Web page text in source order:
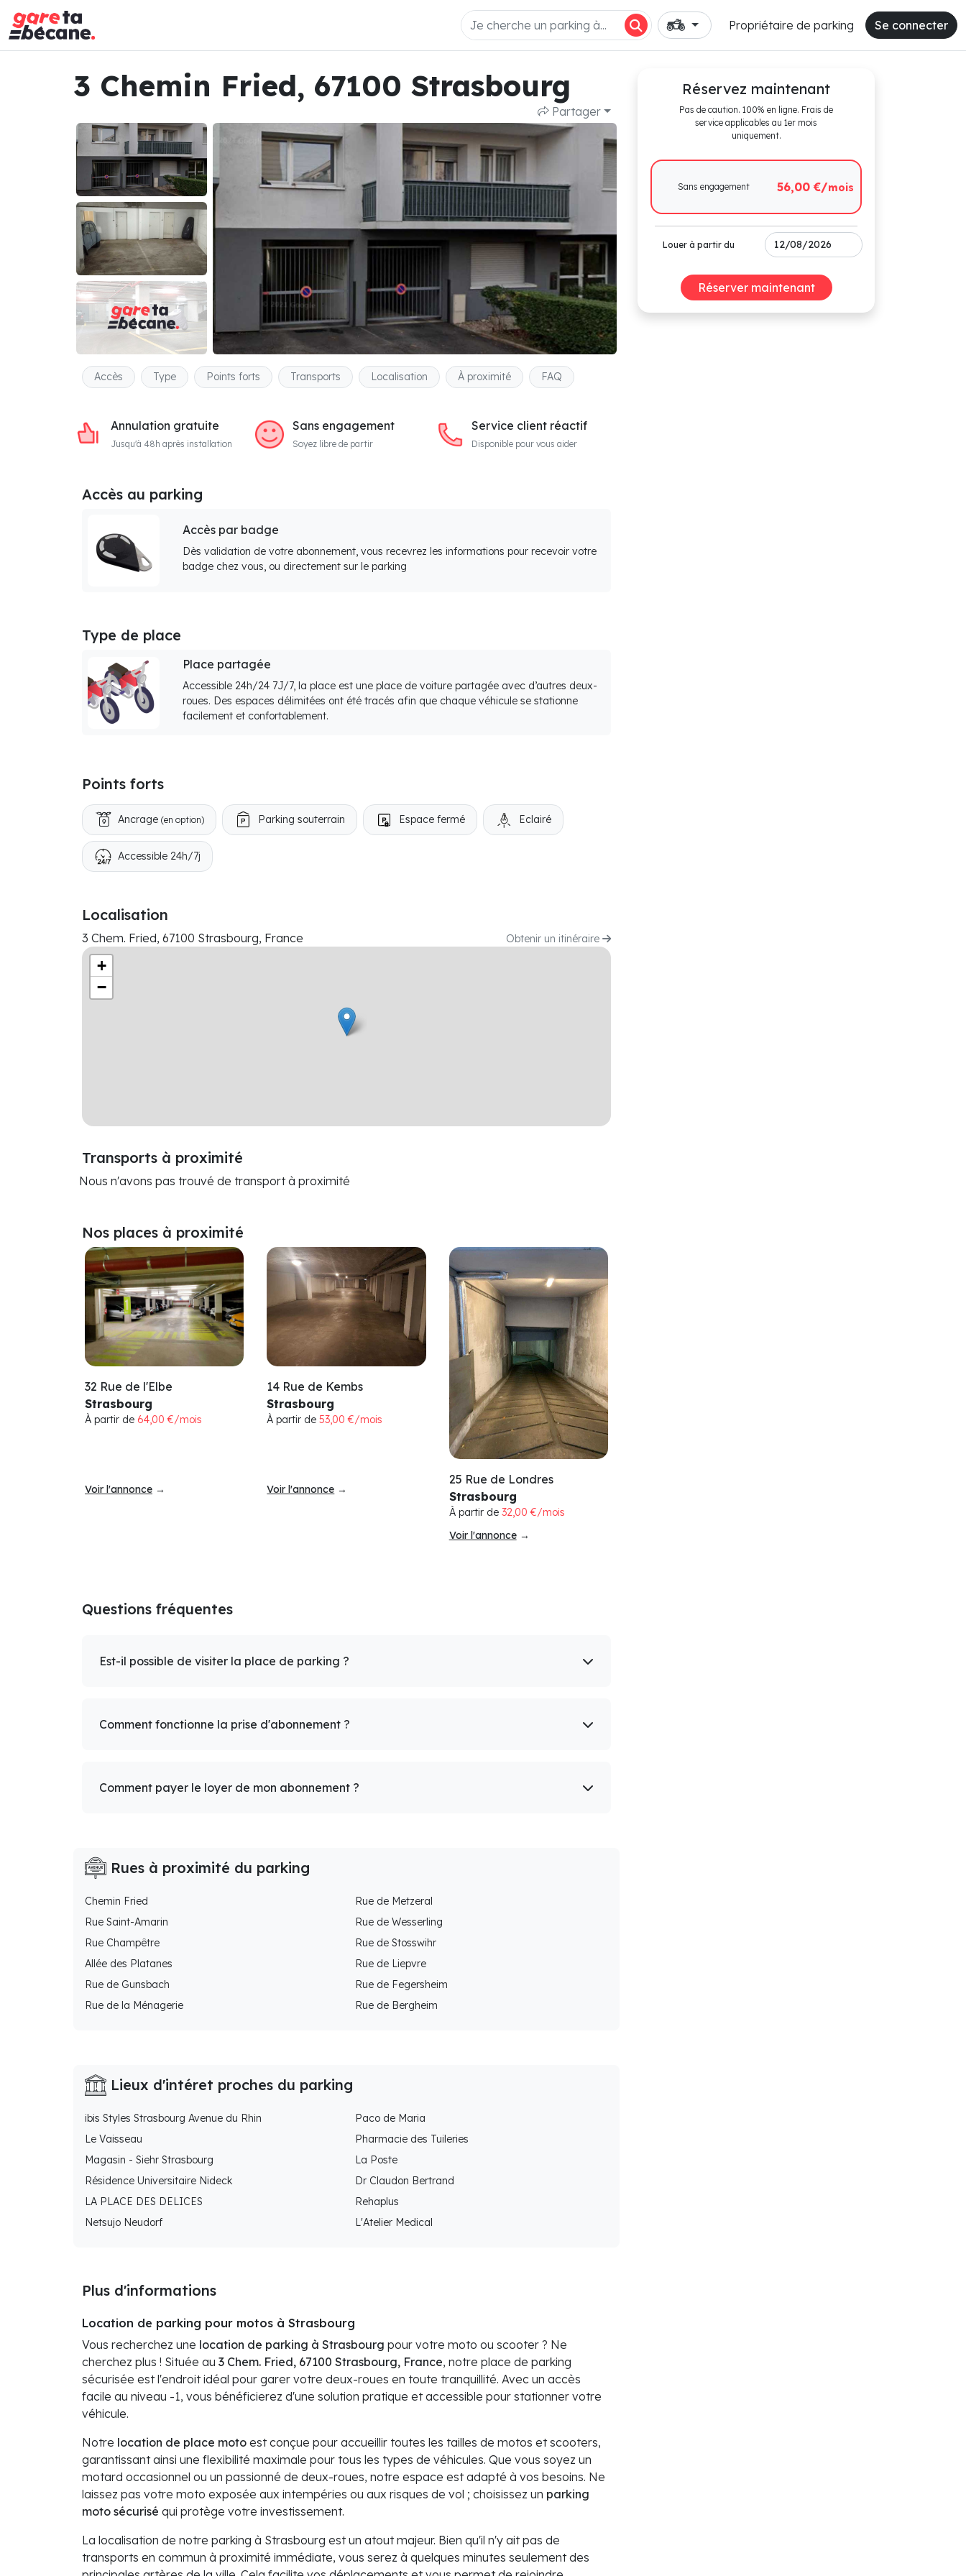
Propriétaire de parking Se connecter
3 Chemin Fried, 67100 Strasbourg
Partager
Accès Type Points forts Transports Localisation À proximité FAQ
Annulation gratuite
Jusqu'à 48h après installation
Sans engagement
Soyez libre de partir
Service client réactif
Disponible pour vous aider
Accès au parking
Accès par badge
Dès validation de votre abonnement, vous recevrez les informations pour recevoir votre
badge chez vous, ou directement sur le parking
Type de place
Place partagée
Accessible 24h/24 7J/7, la place est une place de voiture partagée avec d’autres deux-
roues. Des espaces délimitées ont été tracés afin que chaque véhicule se stationne
facilement et confortablement.
Points forts
Ancrage (en option) Parking souterrain Espace fermé Eclairé
Accessible 24h/7j
Localisation
3 Chem. Fried, 67100 Strasbourg, France Obtenir un itinéraire
+
−
Transports à proximité
Nous n'avons pas trouvé de transport à proximité
Nos places à proximité
32 Rue de l'Elbe
Strasbourg
À partir de 64,00 €/mois
Voir l'annonce →
14 Rue de Kembs
Strasbourg
À partir de53,00 €/mois
Voir l'annonce →
25 Rue de Londres
Strasbourg
À partir de 32,00 €/mois
Voir l'annonce→
Questions fréquentes
Est-il possible de visiter la place de parking ?
Comment fonctionne la prise d'abonnement ?
Comment payer le loyer de mon abonnement ?
Rues à proximité du parking
Chemin Fried
Rue de Metzeral
Rue Saint-Amarin
Rue de Wesserling
Rue Champêtre
Rue de Stosswihr
Allée des Platanes
Rue de Liepvre
Rue de Gunsbach
Rue de Fegersheim
Rue de la Ménagerie
Rue de Bergheim
Lieux d'intéret proches du parking
ibis Styles Strasbourg Avenue du Rhin
Paco de Maria
Le Vaisseau
Pharmacie des Tuileries
Magasin - Siehr Strasbourg
La Poste
Résidence Universitaire Nideck
Dr Claudon Bertrand
LA PLACE DES DELICES
Rehaplus
Netsujo Neudorf
L'Atelier Medical
Plus d'informations
Location de parking pour motos à Strasbourg
Vous recherchez une location de parking à Strasbourg pour votre moto ou scooter ? Ne
cherchez plus ! Située au 3 Chem. Fried, 67100 Strasbourg, France, notre place de parking
sécurisée est l'endroit idéal pour garer votre deux-roues en toute tranquillité. Avec un accès
facile au niveau -1, vous bénéficierez d'une solution pratique et accessible pour stationner votre
véhicule.
Notre location de place moto est conçue pour accueillir toutes les tailles de motos et scooters,
garantissant ainsi une flexibilité maximale pour tous les types de véhicules. Que vous soyez un
motard occasionnel ou un passionné de deux-roues, notre espace est adapté à vos besoins. Ne
laissez pas votre moto exposée aux intempéries ou aux risques de vol ; choisissez un parking
moto sécurisé qui protège votre investissement.
La localisation de notre parking à Strasbourg est un atout majeur. Bien qu'il n'y ait pas de
transports en commun à proximité immédiate, vous serez à quelques minutes seulement des
Réservez maintenant
Pas de caution. 100% en ligne. Frais de
service applicables au 1er mois
uniquement.
Sans engagement 56,00 €/mois
Louer à partir du
Réserver maintenant